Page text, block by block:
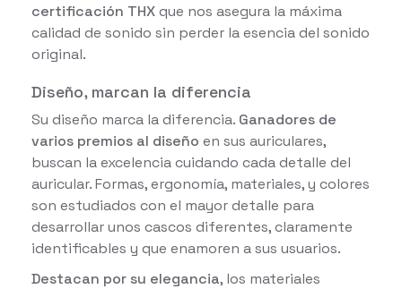
certificación THXque nos asegura la máxima
calidad de sonido sin perder la esencia del sonido
original.
Diseño, marcan la diferencia
Su diseño marca la diferencia. Ganadores de
varios premios al diseño en sus auriculares,
buscan la excelencia cuidando cada detalle del
auricular. Formas, ergonomía, materiales, y colores
son estudiados con el mayor detalle para
desarrollar unos cascos diferentes, claramente
identificables y que enamoren a sus usuarios.
Destacan por su elegancia, los materiales